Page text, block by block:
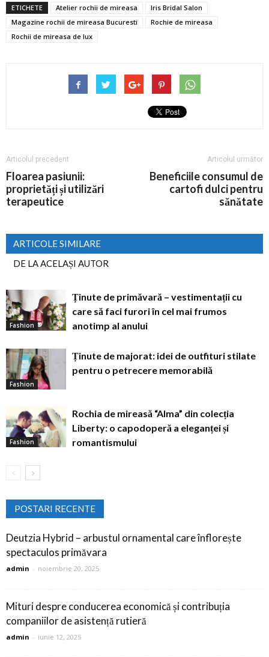
ETICHETE Atelier rochii de mireasa
Iris Bridal Salon
Magazine rochii de mireasa Bucuresti
Rochie de mireasa
Rochii de mireasa de lux
Articolul precedent
Floarea pasiunii:
proprietăți și utilizări
terapeutice
Articolul următor
Beneficiile consumul de
cartofi dulci pentru
sănătate
ARTICOLE SIMILARE
DE LA ACELAȘI AUTOR
Fashion
Ținute de primăvară – vestimentații cu
care să faci furori în cel mai frumos
anotimp al anului
Fashion
Ținute de majorat: idei de outfituri stilate
pentru o petrecere memorabilă
Fashion
Rochia de mireasă “Alma” din colecția
Liberty: o capodoperă a eleganței și
romantismului
POSTARI RECENTE
Deutzia Hybrid – arbustul ornamental care înflorește
spectaculos primăvara
admin - noiembrie 20, 2025
Mituri despre conducerea economică și contribuția
companiilor de asistență rutieră
admin - iunie 12, 2025